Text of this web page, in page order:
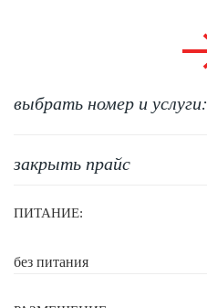
выбрать номер и услуги:
закрыть прайс
ПИТАНИЕ:
без питания